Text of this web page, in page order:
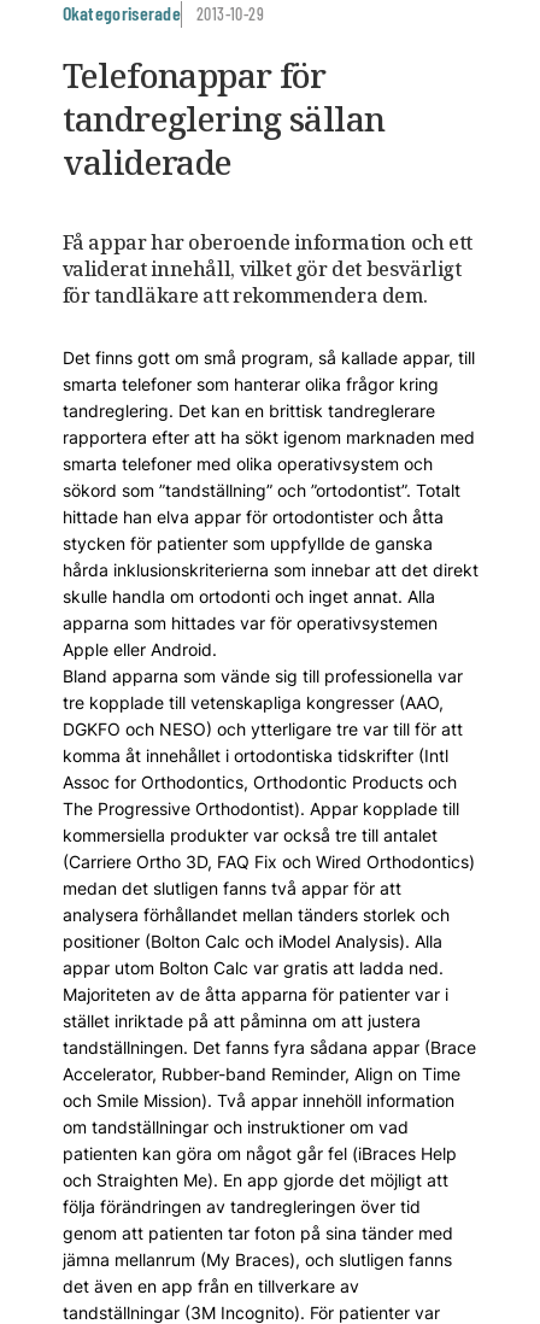
Okategoriserade 2013-10-29
Telefonappar för
tandreglering sällan
validerade
Få appar har oberoende information och ett
validerat innehåll, vilket gör det besvärligt
för tandläkare att rekommendera dem.
Det finns gott om små program, så kallade appar, till
smarta telefoner som hanterar olika frågor kring
tandreglering. Det kan en brittisk tandreglerare
rapportera efter att ha sökt igenom marknaden med
smarta telefoner med olika operativsystem och
sökord som ”tandställning” och ”ortodontist”. Totalt
hittade han elva appar för ortodontister och åtta
stycken för patienter som uppfyllde de ganska
hårda inklusionskriterierna som innebar att det direkt
skulle handla om ortodonti och inget annat. Alla
apparna som hittades var för operativsystemen
Apple eller Android.
Bland apparna som vände sig till professionella var
tre kopplade till vetenskapliga kongresser (AAO,
DGKFO och NESO) och ytterligare tre var till för att
komma åt innehållet i ortodontiska tidskrifter (Intl
Assoc for Orthodontics, Orthodontic Products och
The Progressive Orthodontist). Appar kopplade till
kommersiella produkter var också tre till antalet
(Carriere Ortho 3D, FAQ Fix och Wired Orthodontics)
medan det slutligen fanns två appar för att
analysera förhållandet mellan tänders storlek och
positioner (Bolton Calc och iModel Analysis). Alla
appar utom Bolton Calc var gratis att ladda ned.
Majoriteten av de åtta apparna för patienter var i
stället inriktade på att påminna om att justera
tandställningen. Det fanns fyra sådana appar (Brace
Accelerator, Rubber-band Reminder, Align on Time
och Smile Mission). Två appar innehöll information
om tandställningar och instruktioner om vad
patienten kan göra om något går fel (iBraces Help
och Straighten Me). En app gjorde det möjligt att
följa förändringen av tandregleringen över tid
genom att patienten tar foton på sina tänder med
jämna mellanrum (My Braces), och slutligen fanns
det även en app från en tillverkare av
tandställningar (3M Incognito). För patienter var